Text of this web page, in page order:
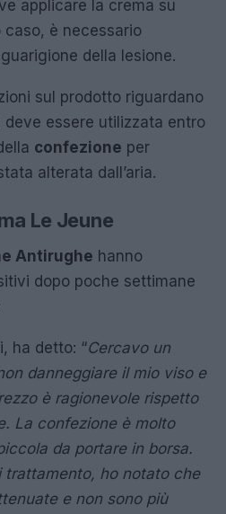
applicare la crema su
caso, è necessario
della lesione.
sul prodotto riguardano
deve essere utilizzata entro
confezione per
alterata dall’aria.
Le Jeune
Antirughe hanno
dopo poche settimane
ha detto: “Cercavo un
danneggiare il mio viso e
è ragionevole rispetto
La confezione è molto
da portare in borsa.
trattamento, ho notato che
e non sono più